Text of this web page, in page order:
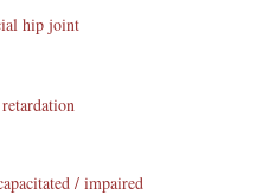
hip joint
/ impaired